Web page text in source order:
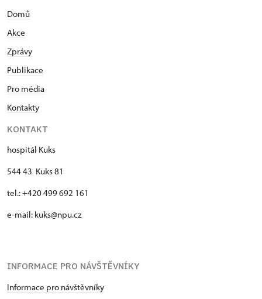
Domů
Akce
Zprávy
Publikace
Pro média
Kontakty
KONTAKT
hospitál Kuks
544 43 Kuks 81
tel.: +420 499 692 161
e-mail: kuks@npu.cz
INFORMACE PRO NÁVŠTĚVNÍKY
Informace pro návštěvníky